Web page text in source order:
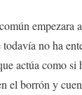
empezara
no ha
actúa como si
el borrón y